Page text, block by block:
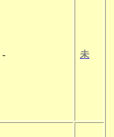
- 未